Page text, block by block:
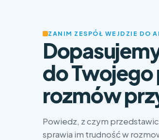
ZANIM ZESPÓŁ WEJDZIE DO
do
rozmów
Powiedz, z czym
sprawia im trudność w